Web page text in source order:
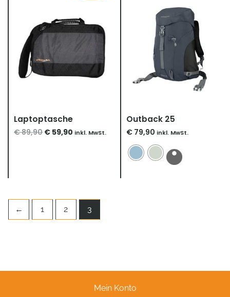
Laptoptasche
€89,90 € 59,90 inkl. MwSt.
Outback 25
€ 79,90 inkl. MwSt.
← 1 2 3
Mein Konto